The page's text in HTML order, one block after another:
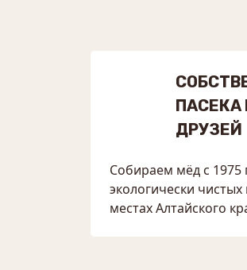
ПАСЕКА
ДРУЗЕЙ
Собираем мёд с 1975
экологически
местах Алтайского